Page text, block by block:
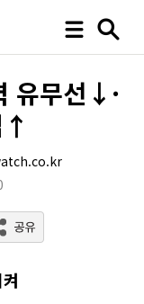
유무선↓·
↑